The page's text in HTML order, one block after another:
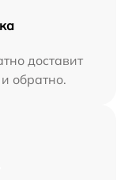
доставит
обратно.